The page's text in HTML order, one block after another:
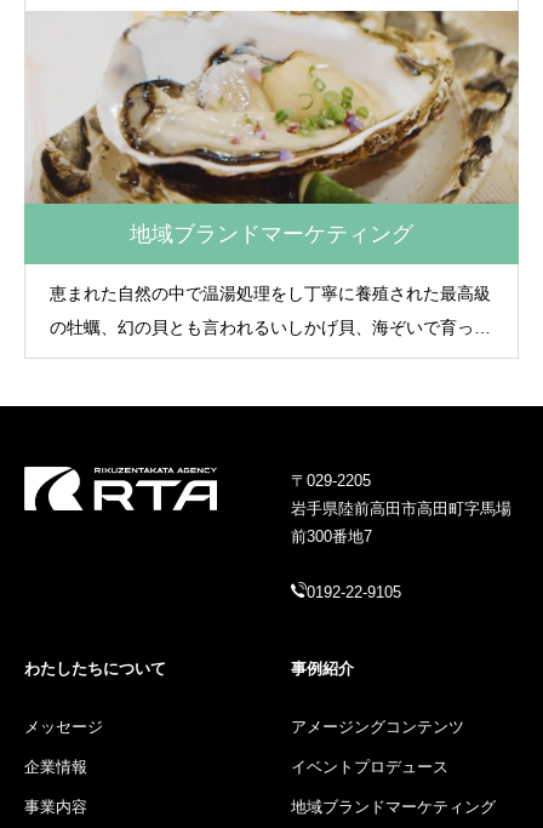
外とオンラインでつないでのグローバルなイベントも企画
実施しています。
地域ブランドマーケティング
恵まれた自然の中で温湯処理をし丁寧に養殖された最高級
の牡蠣、幻の貝とも言われるいしかげ貝、海ぞいで育った
甘みの強い米崎りんご、そして姉妹都市クレセントシティ
多くの方にファンになっていただけるようマーケティング
しています。
〒029-2205
岩手県陸前高田市高田町字馬場
前300番地7
0192-22-9105
わたしたちについて
メッセージ
企業情報
事業内容
事例紹介
アメージングコンテンツ
イベントプロデュース
地域ブランドマーケティング